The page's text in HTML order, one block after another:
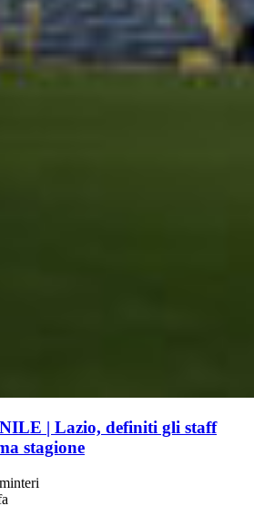
| Lazio, definiti gli staff
stagione